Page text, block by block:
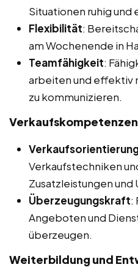
Situationen ruhig
Flexibilität:
am Wochenende in
Teamfähigkeit:
arbeiten und effektiv
zu kommunizieren.
Verkaufskompetenzen
Verkaufstechniken
Zusatzleistungen und
Überzeugungskraft:
Angeboten und
überzeugen.
Weiterbildung und